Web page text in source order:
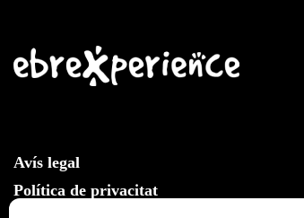
Avís legal
Política de privacitat